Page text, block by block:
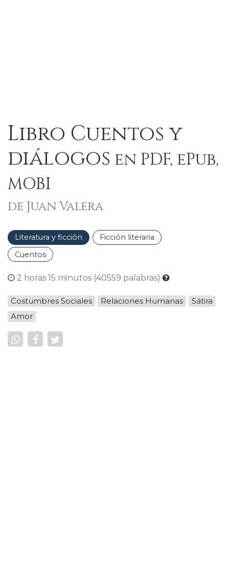
Libro Cuentos y
diálogos en PDF, ePub,
MOBI
de Juan Valera
Literatura y ficción
Ficción literaria
Cuentos
2 horas 15 minutos (40559 palabras)
Costumbres Sociales Relaciones Humanas
Sátira
Amor